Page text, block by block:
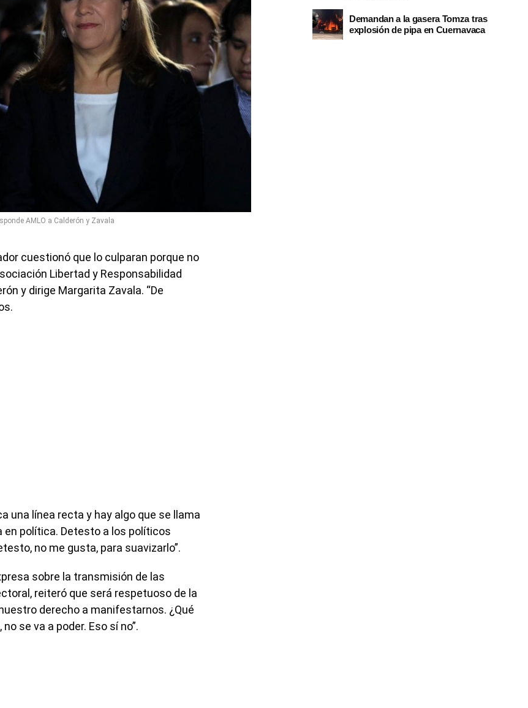
AMLO a Calderón y Zavala
cuestionó que lo culparan porque no
Libertad y Responsabilidad
y dirige Margarita Zavala. “De
una línea recta y hay algo que se llama
en política. Detesto a los políticos
no me gusta, para suavizarlo”.
sobre la transmisión de las
reiteró que será respetuoso de la
derecho a manifestarnos. ¿Qué
se va a poder. Eso sí no”.
Demandan a la gasera Tomza tras
explosión de pipa en Cuernavaca